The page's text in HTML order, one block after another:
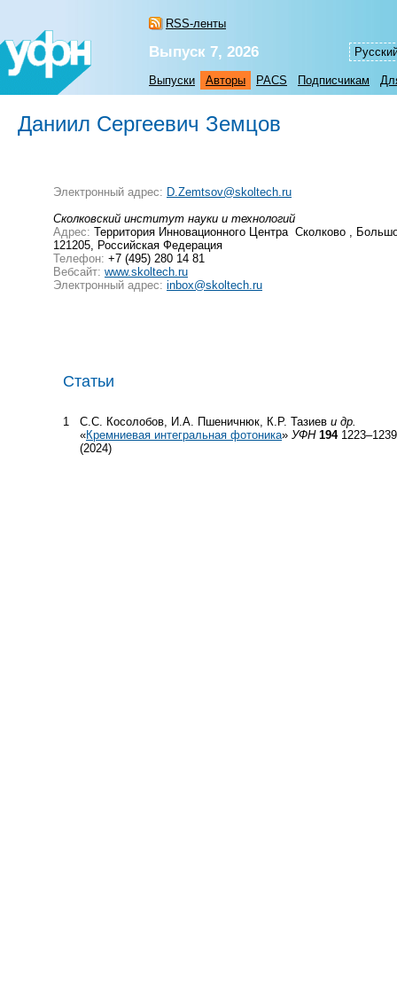
RSS-ленты
Выпуск 7, 2026
Выпуски Авторы PACS Подписчикам
Даниил Сергеевич Земцов
Электронный адрес: D.Zemtsov@skoltech.ru
Сколковский институт науки и технологий
Адрес: Территория Инновационного Центра Сколково ,
121205, Российская Федерация
Телефон: +7 (495) 280 14 81
Вебсайт: www.skoltech.ru
Электронный адрес: inbox@skoltech.ru
Статьи
1 С.С. Косолобов, И.А. Пшеничнюк, К.Р. Тазиев и др.
«Кремниевая интегральная фотоника» УФН 1941223–1239
(2024)